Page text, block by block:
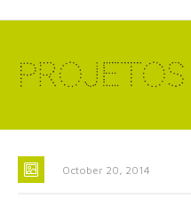
Projetos
October 20, 2014